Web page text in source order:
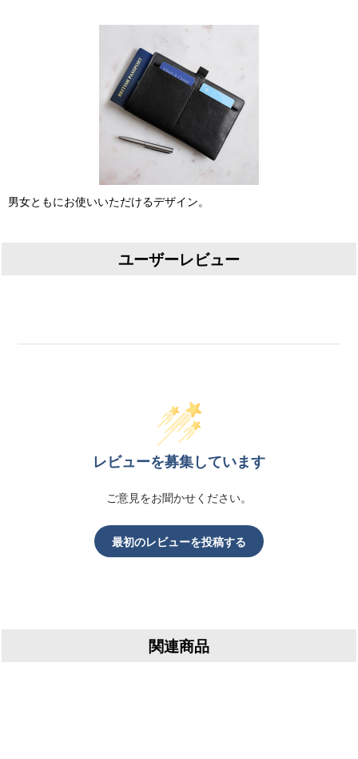
男女ともにお使いいただけるデザイン。
ユーザーレビュー
レビューを募集しています
ご意見をお聞かせください。
最初のレビューを投稿する
関連商品